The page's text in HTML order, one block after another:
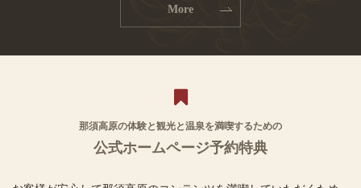
More
那須高原の体験と観光と温泉を満喫するための
公式ホームページ予約特典